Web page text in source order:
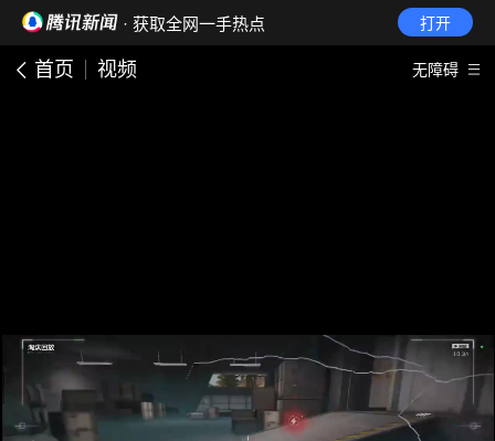
· 获取全网一手热点 打开
首页 视频 无障碍